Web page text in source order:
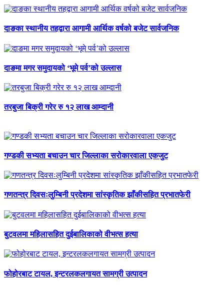
दाङका स्थानीय तहद्वारा आगामी आर्थिक वर्षको बजेट सार्वजनिक
दाङमा मगर समुदायको ‘भूमे पर्व’को उल्लास
तरबुजा बिक्री गरेर रु १२ लाख आम्दानी
गण्डकी सभ्यता बचाउन चार जिल्लाका सरोकारवाला एकजुट
गणतन्त्र दिवसःलुम्बिनी प्रदेशमा सांस्कृतिक झाँकीसहित प्रभातफेरी
बुटवलमा महिलासहित दुईबालिकाको वीभत्स हत्या
फोहोरबाट टायल, इन्टरलकलगायत सामग्री उत्पादन